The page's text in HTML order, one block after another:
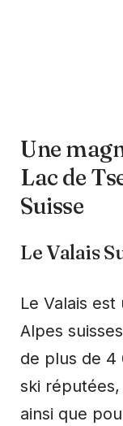
Une
Lac de
Suisse
Le Valais
Le Valais
Alpes
de plus de 4
ski
ainsi que